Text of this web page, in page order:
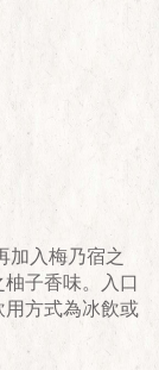
加入梅乃宿之
子香味。入口
方式為冰飲或